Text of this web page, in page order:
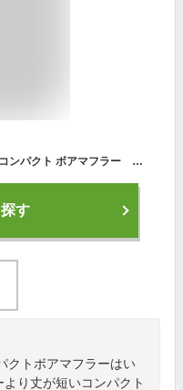
ランバン スポール LANVIN SPORT コンパクト ボアマフラー レディス
す
クトボアマフラーはい
り丈が短いコンパクト